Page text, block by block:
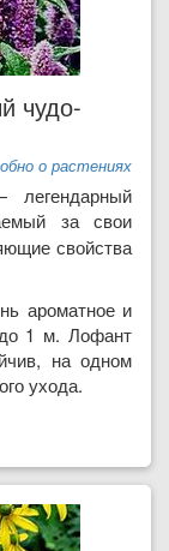
чудо-
о растениях
за свои
свойства
ароматное и
до 1 м. Ло­фант
на одном
ухода.